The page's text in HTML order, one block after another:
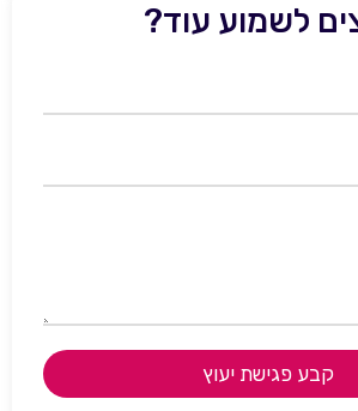
לשמוע עוד?
קבע פגישת יעוץ